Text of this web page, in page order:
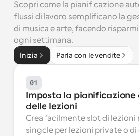
Riunioni Instantanee
Incontrare i clienti in pochi minuti
Link di Gruppo Dinamico
Prenota senza sforzo riunioni con
Webhook
Ricevi una notifica quando
Scopri come la pianificazione
flussi di lavoro semplificano la
di musica e arte, facendo
ogni settimana.
Inizia Parla con le vendite
01
Imposta la
delle lezioni
Crea facilmente slot di lezioni
singole per lezioni private o di